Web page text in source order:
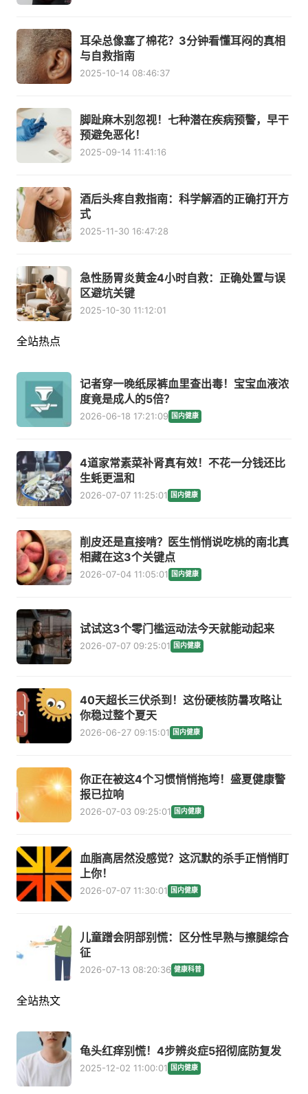
耳朵总像塞了棉花？3分钟看懂耳闷的真相
与自救指南
2025-10-14 08:46:37
脚趾麻木别忽视！七种潜在疾病预警，早干
预避免恶化！
2025-09-14 11:41:16
酒后头疼自救指南：科学解酒的正确打开方
式
2025-11-30 16:47:28
急性肠胃炎黄金4小时自救：正确处置与误
区避坑关键
2025-10-30 11:12:01
全站热点
记者穿一晚纸尿裤血里查出毒！宝宝血液浓
度竟是成人的5倍？
2026-06-18 17:21:09 国内健康
4道家常素菜补肾真有效！不花一分钱还比
生蚝更温和
2026-07-07 11:25:01 国内健康
削皮还是直接啃？医生悄悄说吃桃的南北真
相藏在这3个关键点
2026-07-04 11:05:01 国内健康
试试这3个零门槛运动法今天就能动起来
2026-07-07 09:25:01 国内健康
40天超长三伏杀到！这份硬核防暑攻略让
你稳过整个夏天
2026-06-27 09:15:01 国内健康
你正在被这4个习惯悄悄拖垮！盛夏健康警
报已拉响
2026-07-03 09:25:01 国内健康
血脂高居然没感觉？这沉默的杀手正悄悄盯
上你！
2026-07-07 11:30:01 国内健康
儿童蹭会阴部别慌：区分性早熟与擦腿综合
征
2026-07-13 08:20:36 健康科普
全站热文
龟头红痒别慌！4步辨炎症5招彻底防复发
2025-12-02 11:00:01 国内健康